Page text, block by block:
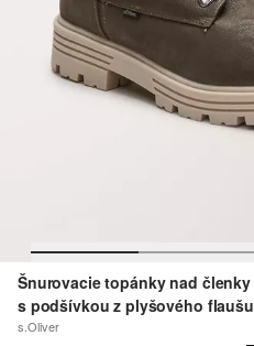
Šnurovacie topánky nad členky
s podšívkou z plyšového flaušu
s.Oliver